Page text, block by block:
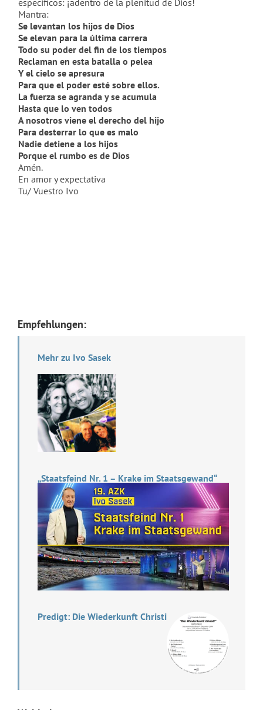
específicos: ¡adentro de la plenitud de Dios!
Mantra:
Se levantan los hijos de Dios
Se elevan para la última carrera
Todo su poder del fin de los tiempos
Reclaman en esta batalla o pelea
Y el cielo se apresura
Para que el poder esté sobre ellos.
La fuerza se agranda y se acumula
Hasta que lo ven todos
A nosotros viene el derecho del hijo
Para desterrar lo que es malo
Nadie detiene a los hijos
Porque el rumbo es de Dios
Amén.
En amor y expectativa
Tu/ Vuestro Ivo
Empfehlungen:
Mehr zu Ivo Sasek
„Staatsfeind Nr. 1 – Krake im Staatsgewand“
Predigt: Die Wiederkunft Christi